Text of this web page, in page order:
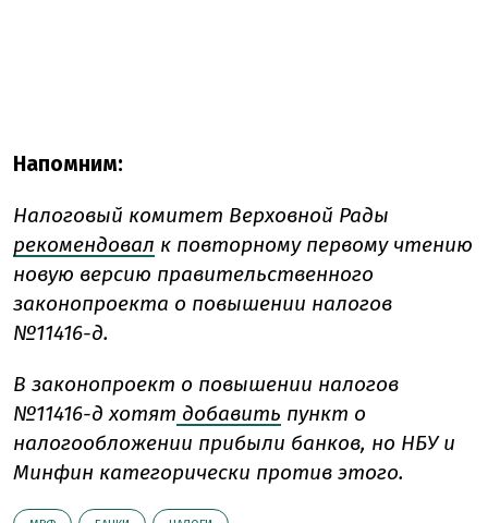
Напомним:
Налоговый комитет Верховной Рады
рекомендовал к повторному первому чтению
новую версию правительственного
законопроекта о повышении налогов
№11416-д.
В законопроект о повышении налогов
№11416-д хотят добавить пункт о
налогообложении прибыли банков, но НБУ и
Минфин категорически против этого.